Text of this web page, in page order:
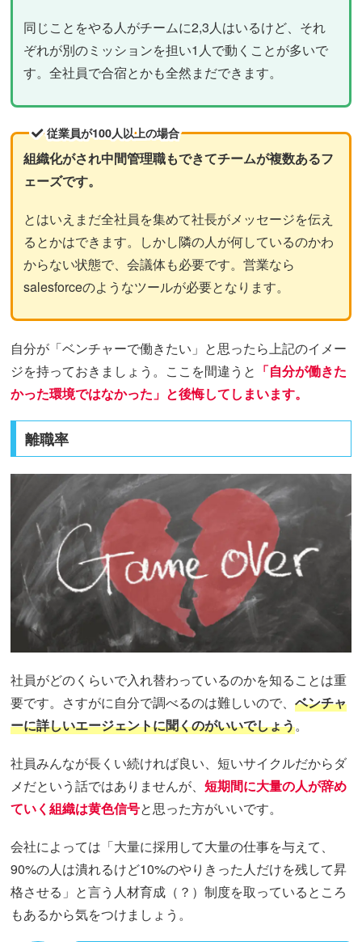
同じことをやる人がチームに2,3人はいるけど、それ
ぞれが別のミッションを担い1人で動くことが多いで
す。全社員で合宿とかも全然まだできます。
従業員が100人以上の場合
組織化がされ中間管理職もできてチームが複数あるフ
ェーズです。
とはいえまだ全社員を集めて社長がメッセージを伝え
るとかはできます。しかし隣の人が何しているのかわ
からない状態で、会議体も必要です。営業なら
salesforceのようなツールが必要となります。
自分が「ベンチャーで働きたい」と思ったら上記のイメー
ジを持っておきましょう。ここを間違うと 「自分が働きた
かった環境ではなかった」と後悔してしまいます。
離職率
社員がどのくらいで入れ替わっているのかを知ることは重
要です。さすがに自分で調べるのは難しいので、ベンチャ
ーに詳しいエージェントに聞くのがいいでしょう。
社員みんなが長くい続ければ良い、短いサイクルだからダ
メだという話ではありませんが、短期間に大量の人が辞め
ていく組織は黄色信号と思った方がいいです。
会社によっては「大量に採用して大量の仕事を与えて、
90%の人は潰れるけど10%のやりきった人だけを残して昇
格させる」と言う人材育成（？）制度を取っているところ
もあるから気をつけましょう。